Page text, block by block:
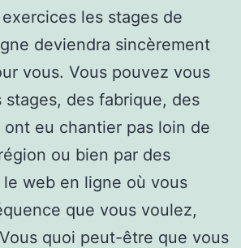
les stages de
deviendra sincèrement
vous. Vous pouvez vous
stages, des fabrique, des
ont eu chantier pas loin de
ou bien par des
web en ligne où vous
que vous voulez,
quoi peut-être que vous